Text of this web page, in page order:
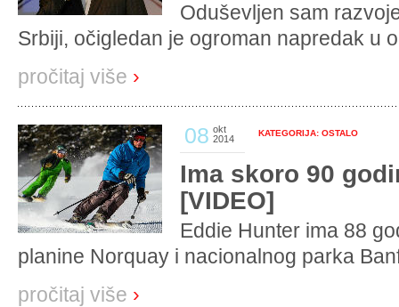
Oduševljen sam
Srbiji, očigledan je ogroman napredak u
pročitaj više ›
08 okt
2014
KATEGORIJA: OSTALO
Ima skoro 90
[VIDEO]
Eddie Hunter ima 88
planine Norquay i nacionalnog parka
pročitaj više ›